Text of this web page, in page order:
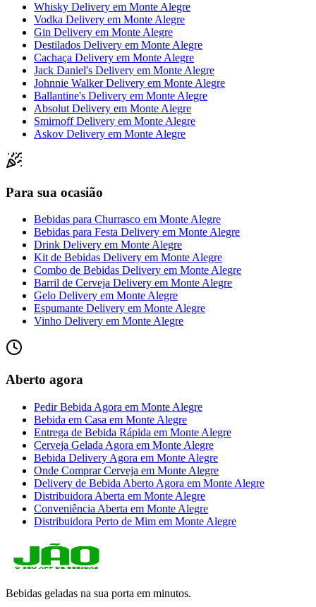
Whisky Delivery em Monte Alegre
Vodka Delivery em Monte Alegre
Gin Delivery em Monte Alegre
Destilados Delivery em Monte Alegre
Cachaça Delivery em Monte Alegre
Jack Daniel's Delivery em Monte Alegre
Johnnie Walker Delivery em Monte Alegre
Ballantine's Delivery em Monte Alegre
Absolut Delivery em Monte Alegre
Smirnoff Delivery em Monte Alegre
Askov Delivery em Monte Alegre
Para sua ocasião
Bebidas para Churrasco em Monte Alegre
Bebidas para Festa Delivery em Monte Alegre
Drink Delivery em Monte Alegre
Kit de Bebidas Delivery em Monte Alegre
Combo de Bebidas Delivery em Monte Alegre
Barril de Cerveja Delivery em Monte Alegre
Gelo Delivery em Monte Alegre
Espumante Delivery em Monte Alegre
Vinho Delivery em Monte Alegre
Aberto agora
Pedir Bebida Agora em Monte Alegre
Bebida em Casa em Monte Alegre
Entrega de Bebida Rápida em Monte Alegre
Cerveja Gelada Agora em Monte Alegre
Bebida Delivery Agora em Monte Alegre
Onde Comprar Cerveja em Monte Alegre
Delivery de Bebida Aberto Agora em Monte Alegre
Distribuidora Aberta em Monte Alegre
Conveniência Aberta em Monte Alegre
Distribuidora Perto de Mim em Monte Alegre
Bebidas geladas na sua porta em minutos.